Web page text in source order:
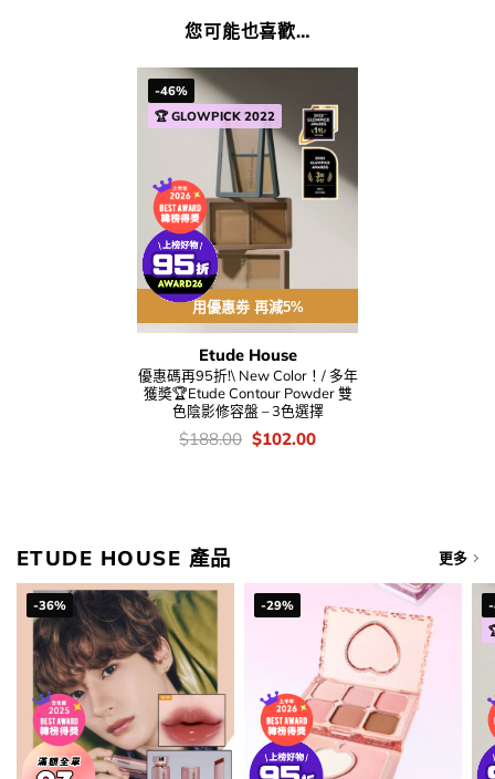
您可能也喜歡…
-46%
🏆 GLOWPICK 2022
用優惠劵 再減5%
Etude House
優惠碼再95折!\ New Color！/ 多年
獲奬🏆Etude Contour Powder 雙
色陰影修容盤 – 3色選擇
價
$188.00 Original
$102.00Current
ETUDE HOUSE 產品 更多
-36% -29%